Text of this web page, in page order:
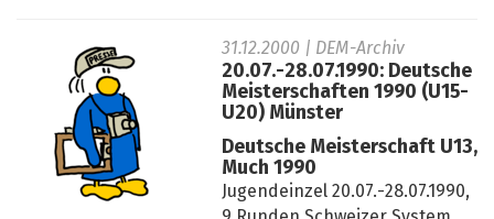
31.12.2000 | DEM-Archiv
20.07.-28.07.1990: Deutsche
Meisterschaften 1990 (U15-
U20) Münster
Deutsche Meisterschaft U13,
Much 1990
Jugendeinzel 20.07.-28.07.1990,